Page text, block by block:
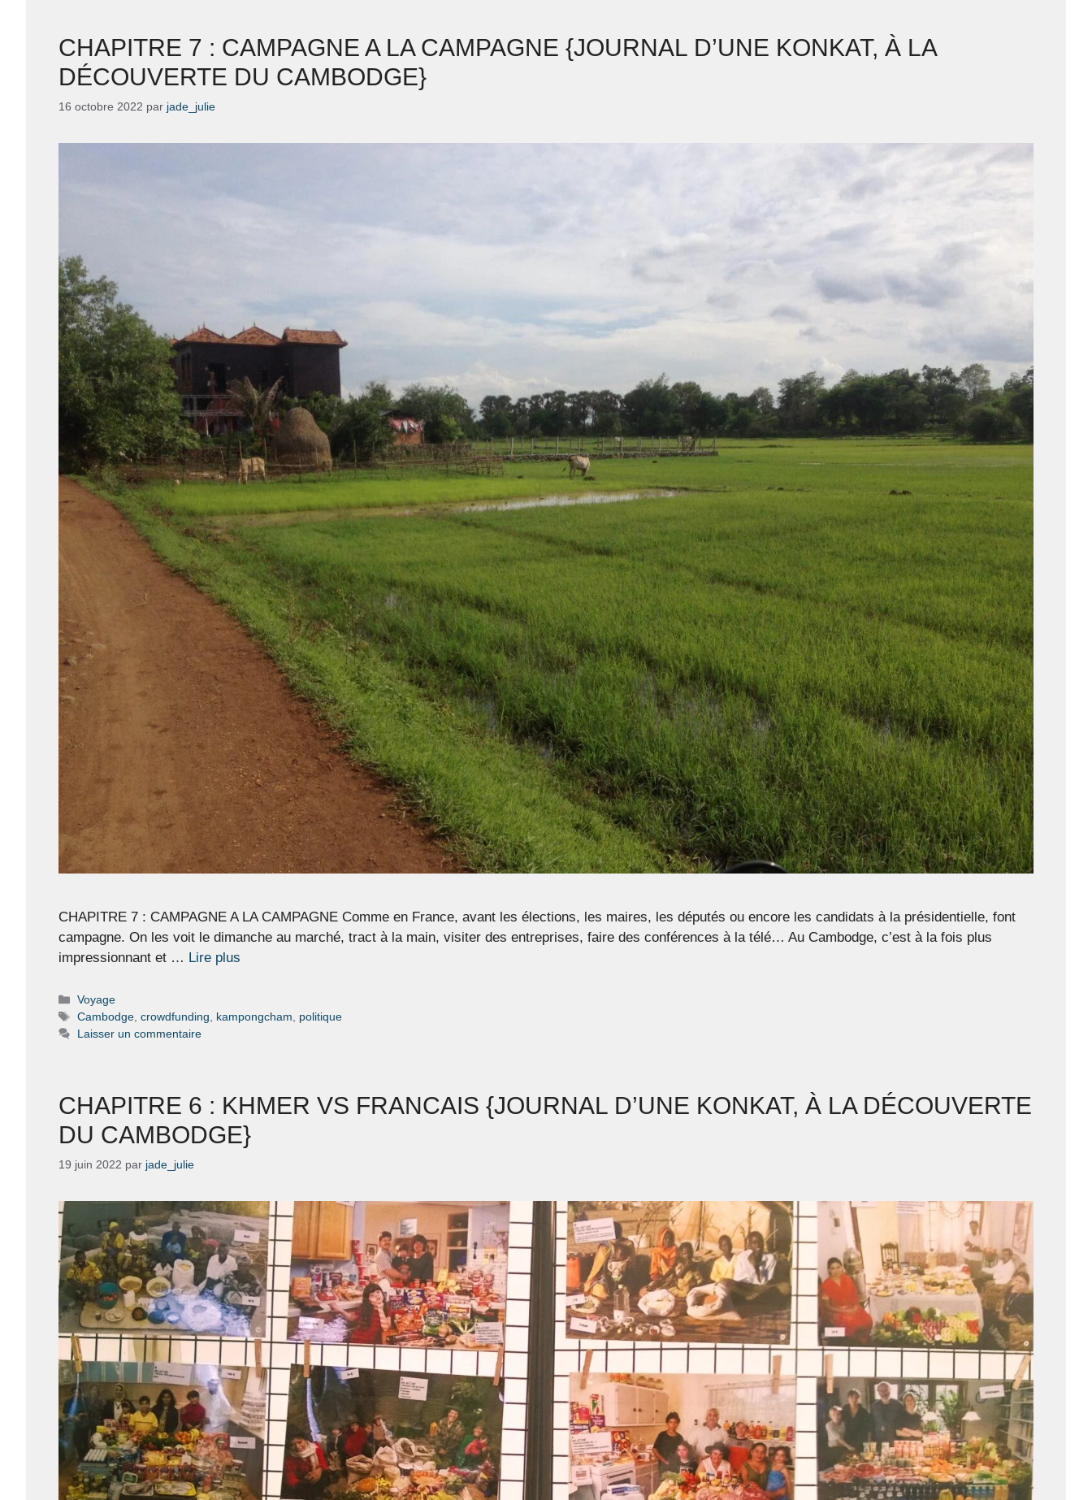
CHAPITRE 7 : CAMPAGNE A LA CAMPAGNE {JOURNAL D’UNE KONKAT, À LA
DÉCOUVERTE DU CAMBODGE}
16 octobre 2022 par jade_julie
CHAPITRE 7 : CAMPAGNE A LA CAMPAGNE Comme en France, avant les élections, les maires, les députés ou encore les candidats à la présidentielle, font
campagne. On les voit le dimanche au marché, tract à la main, visiter des entreprises, faire des conférences à la télé… Au Cambodge, c’est à la fois plus
impressionnant et … Lire plus
Catégories
Voyage
Étiquettes
Cambodge,crowdfunding, kampongcham, politique
Laisser un commentaire
CHAPITRE 6 : KHMER VS FRANCAIS {JOURNAL D’UNE KONKAT, À LA DÉCOUVERTE
DU CAMBODGE}
19 juin 2022 par jade_julie